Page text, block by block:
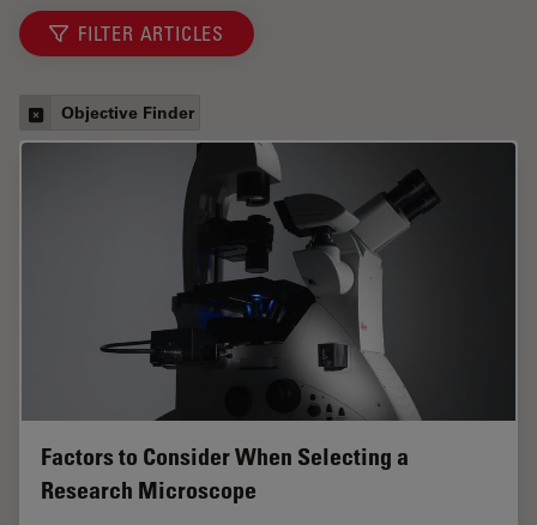
FILTER ARTICLES
Objective Finder
Factors to Consider When Selecting a
Research Microscope